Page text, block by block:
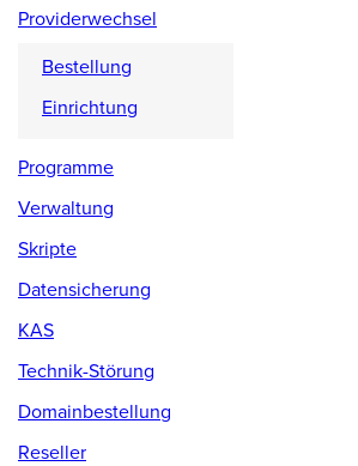
Providerwechsel
Bestellung
Einrichtung
Programme
Verwaltung
Skripte
Datensicherung
KAS
Technik-Störung
Domainbestellung
Reseller